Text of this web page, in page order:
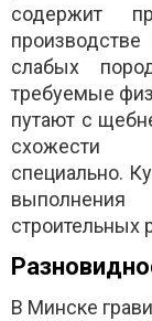
содержит
слабых
требуемые
путают с
схожести
специально.
строительных
В Минске